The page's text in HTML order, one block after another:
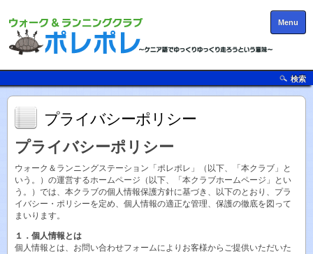
Menu
検索
プライバシーポリシー
プライバシーポリシー
ウォーク＆ランニングステーション「ポレポレ」（以下、「本クラブ」と
いう。）の運営するホームページ（以下、「本クラブホームページ」とい
う。）では、本クラブの個人情報保護方針に基づき、以下のとおり、プラ
イバシー・ポリシーを定め、個人情報の適正な管理、保護の徹底を図って
まいります。
１．個人情報とは
個人情報とは、お問い合わせフォームによりお客様からご提供いただいた